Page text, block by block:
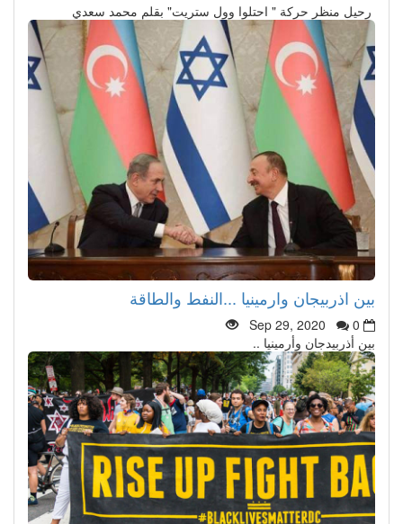
رحيل منظر حركة " احتلوا وول ستريت" بقلم محمد سعدي
بين اذربيجان وارمينيا ...النفط والطاقة
Sep 29, 2020
0
بين أذربيدجان وأرمينيا ..